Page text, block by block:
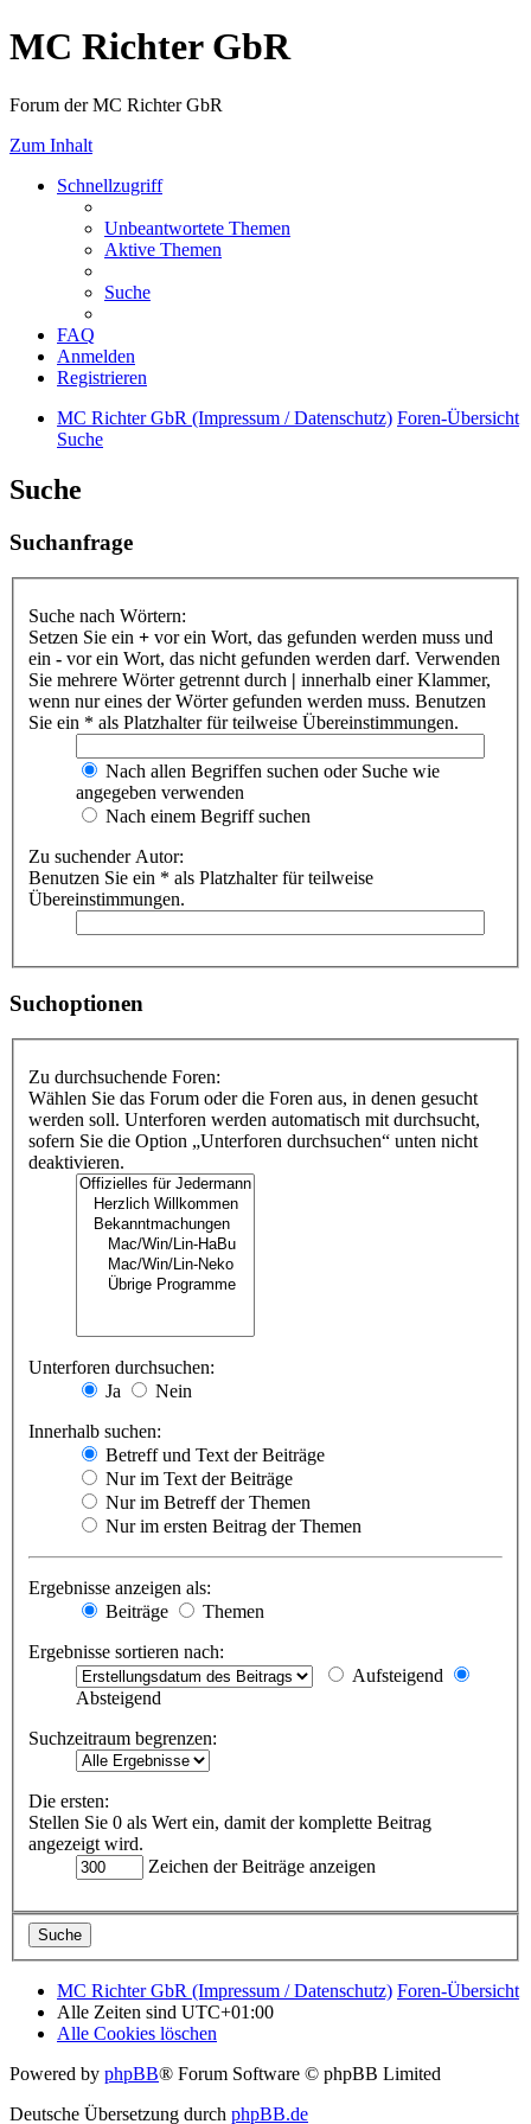
MC Richter GbR
Forum der MC Richter GbR
Zum Inhalt
Schnellzugriff
Unbeantwortete Themen
Aktive Themen
Suche
FAQ
Anmelden
Registrieren
MC Richter GbR (Impressum / Datenschutz) Foren-Übersicht
Suche
Suche
Suchanfrage
Suche nach Wörtern:
Setzen Sie ein + vor ein Wort, das gefunden werden muss und
ein - vor ein Wort, das nicht gefunden werden darf. Verwenden
Sie mehrere Wörter getrennt durch | innerhalb einer Klammer,
wenn nur eines der Wörter gefunden werden muss. Benutzen
Sie ein * als Platzhalter für teilweise Übereinstimmungen.
Nach allen Begriffen suchen oder Suche wie
angegeben verwenden
Nach einem Begriff suchen
Zu suchender Autor:
Benutzen Sie ein * als Platzhalter für teilweise
Übereinstimmungen.
Suchoptionen
Zu durchsuchende Foren:
Wählen Sie das Forum oder die Foren aus, in denen gesucht
werden soll. Unterforen werden automatisch mit durchsucht,
sofern Sie die Option „Unterforen durchsuchen“ unten nicht
deaktivieren.
Unterforen durchsuchen:
Ja
Nein
Innerhalb suchen:
Betreff und Text der Beiträge
Nur im Text der Beiträge
Nur im Betreff der Themen
Nur im ersten Beitrag der Themen
Ergebnisse anzeigen als:
Beiträge
Themen
Ergebnisse sortieren nach:
Aufsteigend
Absteigend
Suchzeitraum begrenzen:
Die ersten:
Stellen Sie 0 als Wert ein, damit der komplette Beitrag
angezeigt wird.
Zeichen der Beiträge anzeigen
MC Richter GbR (Impressum / Datenschutz) Foren-Übersicht
Alle Zeiten sind UTC+01:00
Alle Cookies löschen
Powered by phpBB® Forum Software © phpBB Limited
Deutsche Übersetzung durch phpBB.de